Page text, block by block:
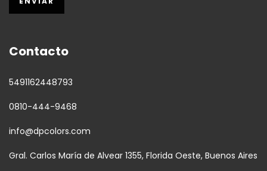
Contacto
5491162448793
0810-444-9468
info@dpcolors.com
Gral. Carlos María de Alvear 1355, Florida Oeste, Buenos Aires